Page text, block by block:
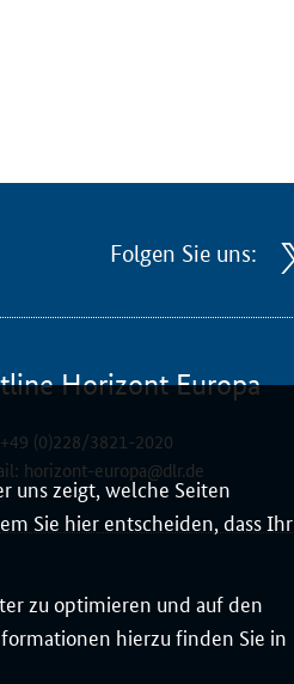
uns zeigt, welche Seiten
Sie hier entscheiden, dass Ihr
zu optimieren und auf den
hierzu finden Sie in
Folgen Sie uns:
Horizont Europa
+49 (0)228/3821-2020
horizont-europa@dlr.de